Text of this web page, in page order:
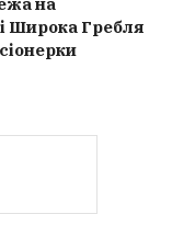
Широка Гребля